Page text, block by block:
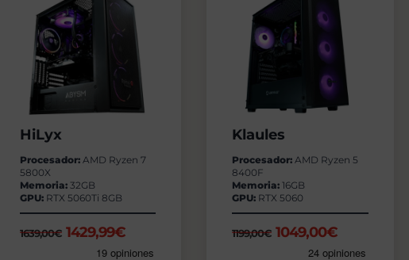
HiLyx
Procesador: AMD Ryzen 7
5800X
Memoria: 32GB
GPU: RTX 5060Ti 8GB
1639,00€ El
precio
1429,99€El
precio
Klaules
Procesador: AMD Ryzen 5
8400F
Memoria: 16GB
GPU: RTX 5060
1199,00€ El
precio
1049,00€El
precio